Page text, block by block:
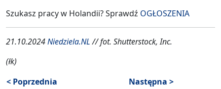
Szukasz pracy w Holandii? Sprawdź OGŁOSZENIA
21.10.2024Niedziela.NL// fot. Shutterstock, Inc.
(łk)
< Poprzednia
Następna >